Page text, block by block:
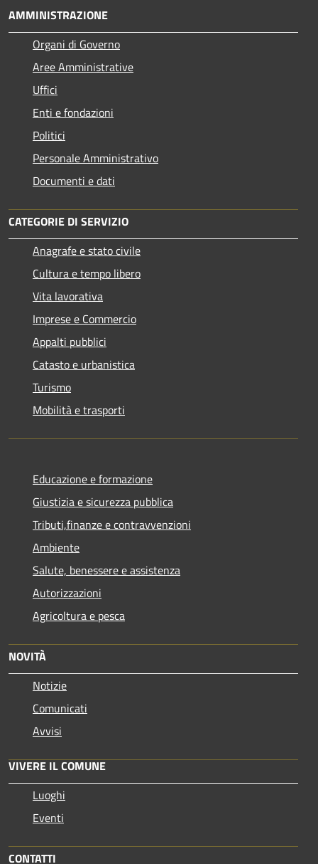
AMMINISTRAZIONE
Organi di Governo
Aree Amministrative
Uffici
Enti e fondazioni
Politici
Personale Amministrativo
Documenti e dati
CATEGORIE DI SERVIZIO
Anagrafe e stato civile
Cultura e tempo libero
Vita lavorativa
Imprese e Commercio
Appalti pubblici
Catasto e urbanistica
Turismo
Mobilità e trasporti
Educazione e formazione
Giustizia e sicurezza pubblica
Tributi,finanze e contravvenzioni
Ambiente
Salute, benessere e assistenza
Autorizzazioni
Agricoltura e pesca
NOVITÀ
Notizie
Comunicati
Avvisi
VIVERE IL COMUNE
Luoghi
Eventi
CONTATTI